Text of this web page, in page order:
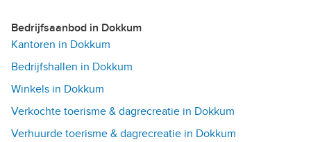
Bedrijfsaanbod in Dokkum
Kantoren in Dokkum
Bedrijfshallen in Dokkum
Winkels in Dokkum
Verkochte toerisme & dagrecreatie in Dokkum
Verhuurde toerisme & dagrecreatie in Dokkum